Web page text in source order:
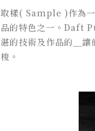
取樣( Sample )作為一
品的特色之一。Daft
湛的技術及作品的＿
梭。